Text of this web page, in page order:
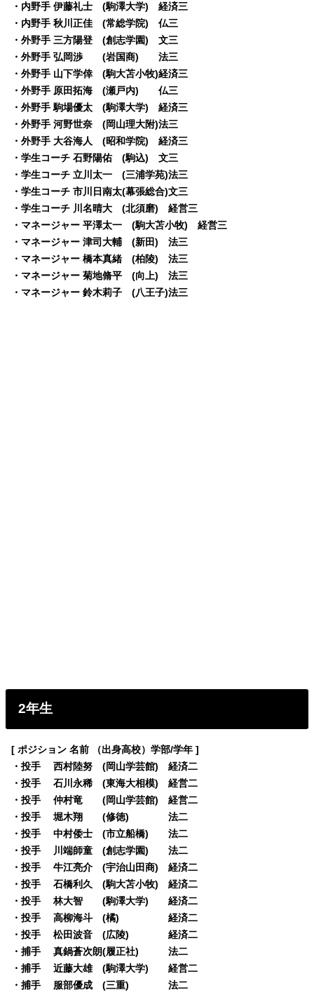
・内野手 伊藤礼士 (駒澤大学) 経済三
・内野手 秋川正佳 (常総学院) 仏三
・外野手 三方陽登 (創志学園) 文三
・外野手 弘岡渉 (岩国商) 法三
・外野手 山下学倖 (駒大苫小牧)経済三
・外野手 原田拓海 (瀬戸内) 仏三
・外野手 駒場優太 (駒澤大学) 経済三
・外野手 河野世奈 (岡山理大附)法三
・外野手 大谷海人 (昭和学院) 経済三
・学生コーチ 石野陽佑 (駒込) 文三
・学生コーチ 立川太一 (三浦学苑)法三
・学生コーチ 市川日南太(幕張総合)文三
・学生コーチ 川名晴大 (北須磨) 経営三
・マネージャー 平澤太一 (駒大苫小牧) 経営三
・マネージャー 津司大輔 (新田) 法三
・マネージャー 橋本真緒 (柏陵) 法三
・マネージャー 菊地脩平 (向上) 法三
・マネージャー 鈴木莉子 (八王子)法三
2年生
[ ポジション 名前 （出身高校）学部/学年 ]
・投手 西村陸努 (岡山学芸館) 経済二
・投手 石川永稀 (東海大相模) 経営二
・投手 仲村竜 (岡山学芸館) 経営二
・投手 堀木翔 (修徳) 法二
・投手 中村倭士 (市立船橋) 法二
・投手 川端師童 (創志学園) 法二
・投手 牛江亮介 (宇治山田商) 経済二
・投手 石橋利久 (駒大苫小牧) 経済二
・投手 林大智 (駒澤大学) 経済二
・投手 高柳海斗 (橘) 経済二
・投手 松田波音 (広陵) 経済二
・捕手 真鍋蒼次朗(履正社) 法二
・捕手 近藤大雄 (駒澤大学) 経営二
・捕手 服部優成 (三重) 法二